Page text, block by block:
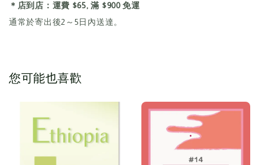
＊店到店：運費 $65, 滿 $900 免運
通常於寄出後2～5日內送達。
您可能也喜歡